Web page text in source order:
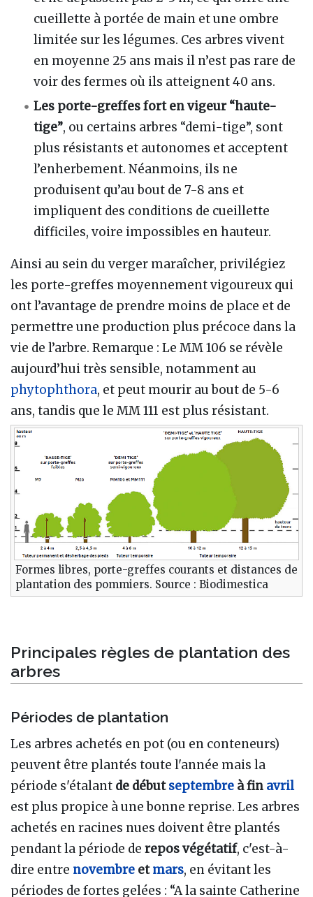
cueillette à portée de main et une ombre
limitée sur les légumes. Ces arbres vivent
en moyenne 25 ans mais il n’est pas rare de
voir des fermes où ils atteignent 40 ans.
Les porte-greffes fort en vigeur “haute-
tige”, ou certains arbres “demi-tige”, sont
plus résistants et autonomes et acceptent
l’enherbement. Néanmoins, ils ne
produisent qu’au bout de 7-8 ans et
impliquent des conditions de cueillette
difficiles, voire impossibles en hauteur.
Ainsi au sein du verger maraîcher, privilégiez
les porte-greffes moyennement vigoureux qui
ont l’avantage de prendre moins de place et de
permettre une production plus précoce dans la
vie de l’arbre. Remarque : Le MM 106 se révèle
aujourd’hui très sensible, notamment au
phytophthora, et peut mourir au bout de 5-6
ans, tandis que le MM 111 est plus résistant.
Formes libres, porte-greffes courants et distances de
plantation des pommiers. Source : Biodimestica
Principales règles de plantation des
arbres
Périodes de plantation
Les arbres achetés en pot (ou en conteneurs)
peuvent être plantés toute l'année mais la
période s'étalant de débutseptembre à fin avril
est plus propice à une bonne reprise. Les arbres
achetés en racines nues doivent être plantés
pendant la période de repos végétatif, c'est-à-
dire entre novembre etmars, en évitant les
périodes de fortes gelées : “A la sainte Catherine